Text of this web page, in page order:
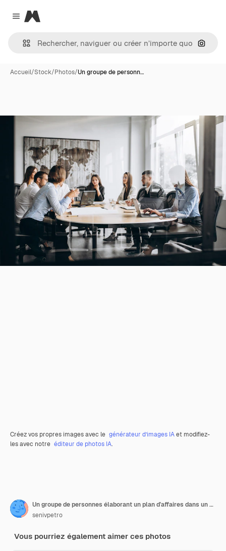
Close menu
Magnific
Accueil/Stock/Photos/Un groupe de personn…
Créez vos propres images avec le générateur d’images IAet modifiez-
les avec notre éditeur de photos IA.
Un groupe de personnes élaborant un plan d'affaires dans un bureau
senivpetro
Vous pourriez également aimer ces photos